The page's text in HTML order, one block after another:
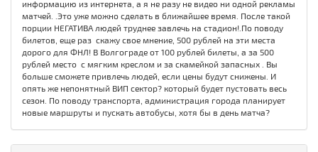
информацию из интернета, а я не разу не видео ни одной рекламы
матчей. .Это уже можно сделать в ближайшее время. После такой
порции НЕГАТИВА людей труднее завлечь на стадион!.По поводу
билетов, еще раз скажу свое мнение, 500 рублей на эти места
дорого для ФНЛ! В Волгограде от 100 рублей билеты, а за 500
рублей место с мягким креслом и за скамейкой запасных . Вы
больше сможете привлечь людей, если цены будут снижены. И
опять же непонятный ВИП сектор? который будет пустовать весь
сезон. По поводу транспорта, администрация города планирует
новые маршруты и пускать автобусы, хотя бы в день матча?